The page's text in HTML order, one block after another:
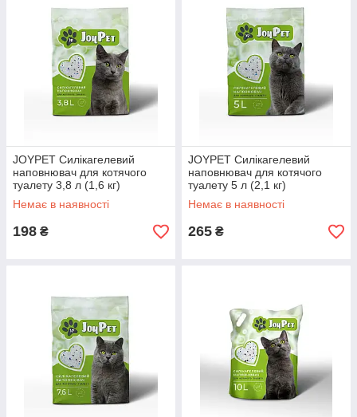
JOYPET Силікагелевий
наповнювач для котячого
туалету 3,8 л (1,6 кг)
Немає в наявності
198 ₴
JOYPET Силікагелевий
наповнювач для котячого
туалету 5 л (2,1 кг)
Немає в наявності
265 ₴